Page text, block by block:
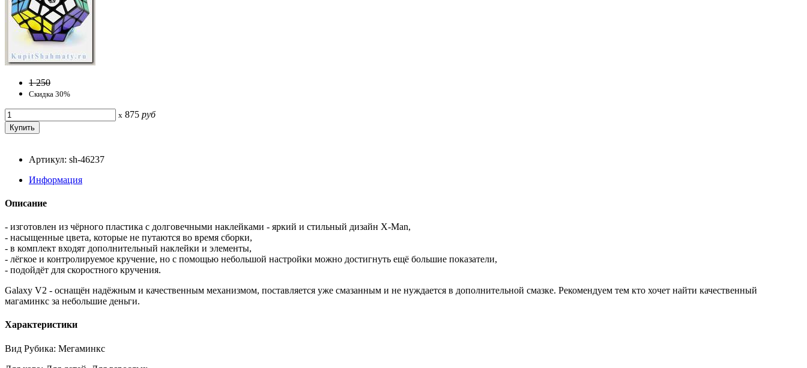
1 250
Скидка 30%
x 875 руб
Артикул: sh-46237
Информация
Описание
- изготовлен из чёрного пластика с долговечными наклейками - яркий и стильный дизайн X-Man,
- насыщенные цвета, которые не путаются во время сборки,
- в комплект входят дополнительный наклейки и элементы,
- лёгкое и контролируемое кручение, но с помощью небольшой настройки можно достигнуть ещё большие показатели,
- подойдёт для скоростного кручения.
Galaxy V2 - оснащён надёжным и качественным механизмом, поставляется уже смазанным и не нуждается в дополнительной смазке. Рекомендуем тем кто хочет найти качественный
магаминкс за небольшие деньги.
Характеристики
Вид Рубика: Мегаминкс